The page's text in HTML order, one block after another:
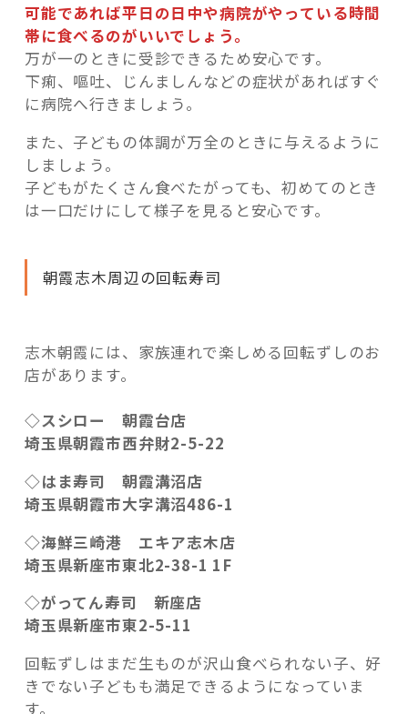
可能であれば平日の日中や病院がやっている時間
帯に食べるのがいいでしょう。
万が一のときに受診できるため安心です。
下痢、嘔吐、じんましんなどの症状があればすぐ
に病院へ行きましょう。
また、子どもの体調が万全のときに与えるように
しましょう。
子どもがたくさん食べたがっても、初めてのとき
は一口だけにして様子を見ると安心です。
朝霞志木周辺の回転寿司
志木朝霞には、家族連れで楽しめる回転ずしのお
店があります。
◇スシロー 朝霞台店
埼玉県朝霞市西弁財2-5-22
◇はま寿司 朝霞溝沼店
埼玉県朝霞市大字溝沼486-1
◇海鮮三崎港 エキア志木店
埼玉県新座市東北2-38-1 1F
◇がってん寿司 新座店
埼玉県新座市東2-5-11
回転ずしはまだ生ものが沢山食べられない子、好
きでない子どもも満足できるようになっていま
す。